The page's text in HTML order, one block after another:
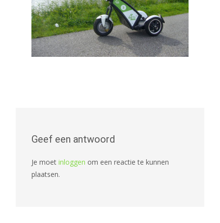
Geef een antwoord
Je moet inloggen om een reactie te kunnen
plaatsen.